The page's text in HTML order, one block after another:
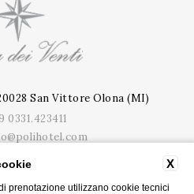
San Vittore Olona (MI)
0331.423411
X
prenotazione utilizzano cookie tecnici